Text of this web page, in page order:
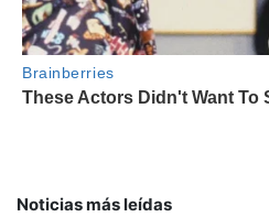
Noticias más leídas